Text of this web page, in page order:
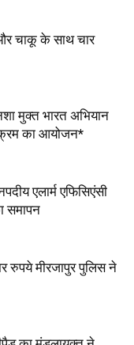
चाकू के साथ चार
मुक्त भारत अभियान
का आयोजन*
एलार्म एफिसिएंसी
समापन
रुपये मीरजापुर पुलिस ने